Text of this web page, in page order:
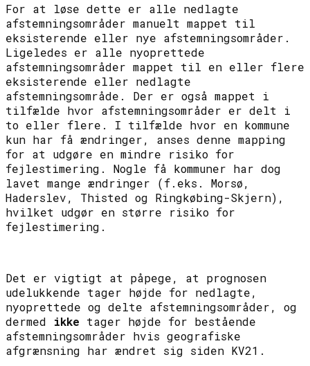
For at løse dette er alle nedlagte
afstemningsområder manuelt mappet til
eksisterende eller nye afstemningsområder.
Ligeledes er alle nyoprettede
afstemningsområder mappet til en eller flere
eksisterende eller nedlagte
afstemningsområde. Der er også mappet i
tilfælde hvor afstemningsområder er delt i
to eller flere. I tilfælde hvor en kommune
kun har få ændringer, anses denne mapping
for at udgøre en mindre risiko for
fejlestimering. Nogle få kommuner har dog
lavet mange ændringer (f.eks. Morsø,
Haderslev, Thisted og Ringkøbing-Skjern),
hvilket udgør en større risiko for
fejlestimering.
Det er vigtigt at påpege, at prognosen
udelukkende tager højde for nedlagte,
nyoprettede og delte afstemningsområder, og
dermed ikke tager højde for bestående
afstemningsområder hvis geografiske
afgrænsning har ændret sig siden KV21.